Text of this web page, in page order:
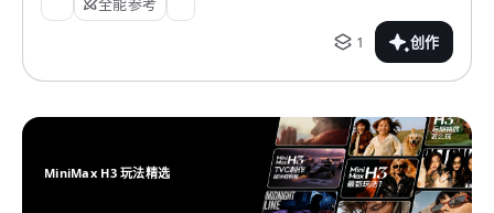
1
创作
MiniMax H3 玩法精选